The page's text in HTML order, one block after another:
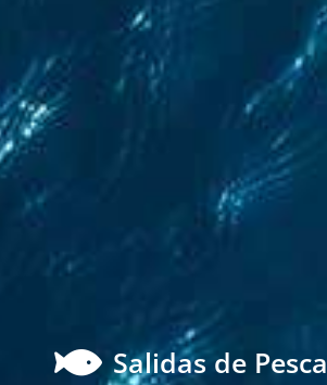
 Salidas de Pesca